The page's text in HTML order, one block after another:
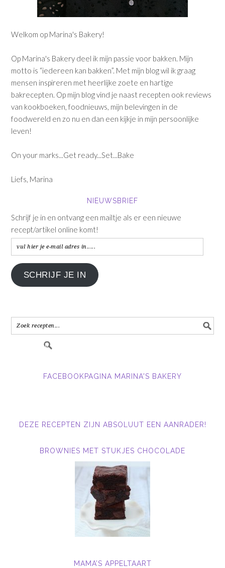
Welkom op Marina's Bakery!
Op Marina's Bakery deel ik mijn passie voor bakken. Mijn
motto is “iedereen kan bakken”. Met mijn blog wil ik graag
mensen inspireren met heerlijke zoete en hartige
bakrecepten. Op mijn blog vind je naast recepten ook reviews
van kookboeken, foodnieuws, mijn belevingen in de
foodwereld en zo nu en dan een kijkje in mijn persoonlijke
leven!
On your marks...Get ready...Set...Bake
Liefs, Marina
NIEUWSBRIEF
Schrijf je in en ontvang een mailtje als er een nieuwe
recept/artikel online komt!
vul
hier
je
e-
in.....
SCHRIJF JE IN
FACEBOOKPAGINA MARINA'S BAKERY
DEZE RECEPTEN ZIJN ABSOLUUT EEN AANRADER!
BROWNIES MET STUKJES CHOCOLADE
MAMA’S APPELTAART